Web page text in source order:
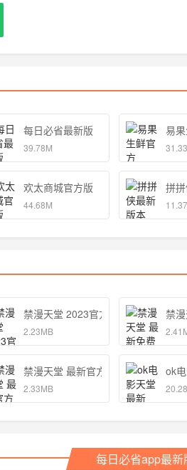
每日必省最新版
39.78M
易
欢太商城官方版
44.68M
拼
禁漫天堂 2023官方版
2.23MB
禁漫
禁漫天堂 最新官方版
2.33MB
ok
每日必省app最新